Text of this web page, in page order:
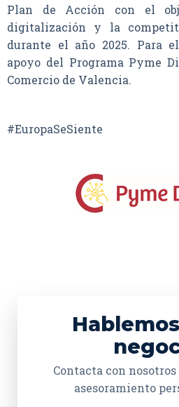
Plan de Acción con el
digitalización y la
durante el año 2025. Para
apoyo del Programa Pyme
Comercio de Valencia.
#EuropaSeSiente
Contacta con
asesoramiento